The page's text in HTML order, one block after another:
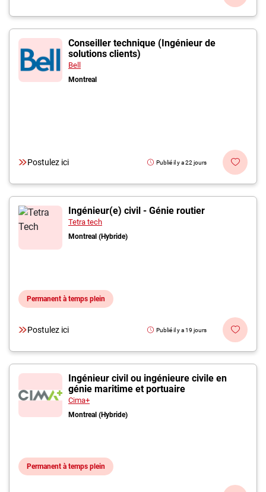
Conseiller technique (Ingénieur de
solutions clients)
Bell
Montreal
Postulez ici Publié il y a 22 jours
Ingénieur(e) civil - Génie routier
Tetra tech
Montreal (Hybride)
Permanent à temps plein
Postulez ici Publié il y a 19 jours
Ingénieur civil ou ingénieure civile en
génie maritime et portuaire
Cima+
Montreal (Hybride)
Permanent à temps plein